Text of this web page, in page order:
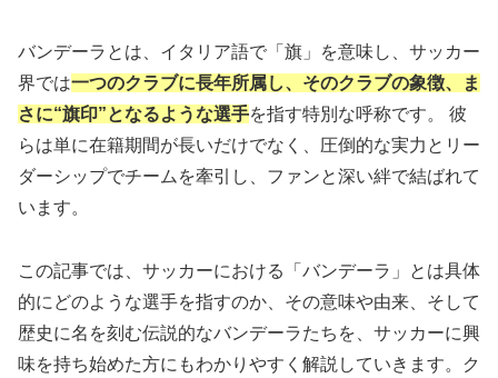
バンデーラとは、イタリア語で「旗」を意味し、サッカー
界では一つのクラブに長年所属し、そのクラブの象徴、ま
さに“旗印”となるような選手を指す特別な呼称です。 彼
らは単に在籍期間が長いだけでなく、圧倒的な実力とリー
ダーシップでチームを牽引し、ファンと深い絆で結ばれて
います。
この記事では、サッカーにおける「バンデーラ」とは具体
的にどのような選手を指すのか、その意味や由来、そして
歴史に名を刻む伝説的なバンデーラたちを、サッカーに興
味を持ち始めた方にもわかりやすく解説していきます。ク